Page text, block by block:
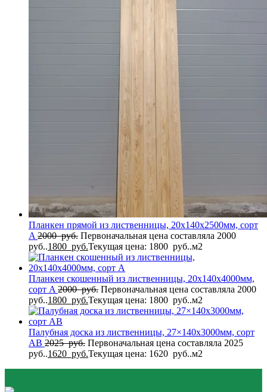
Планкен прямой из лиственницы, 20x140x2500мм, сорт
A 2000руб. Первоначальная цена составляла 2000
руб..1800 руб.Текущая цена: 1800 руб..м2
Планкен скошенный из лиственницы, 20x140x4000мм,
сорт A 2000руб. Первоначальная цена составляла 2000
руб..1800 руб.Текущая цена: 1800 руб..м2
Палубная доска из лиственницы, 27×140x3000мм, сорт
AB 2025руб. Первоначальная цена составляла 2025
руб..1620 руб.Текущая цена: 1620 руб..м2